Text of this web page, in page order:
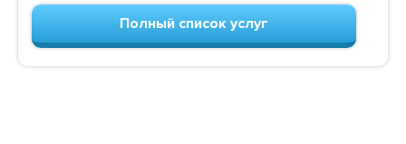
Полный список услуг